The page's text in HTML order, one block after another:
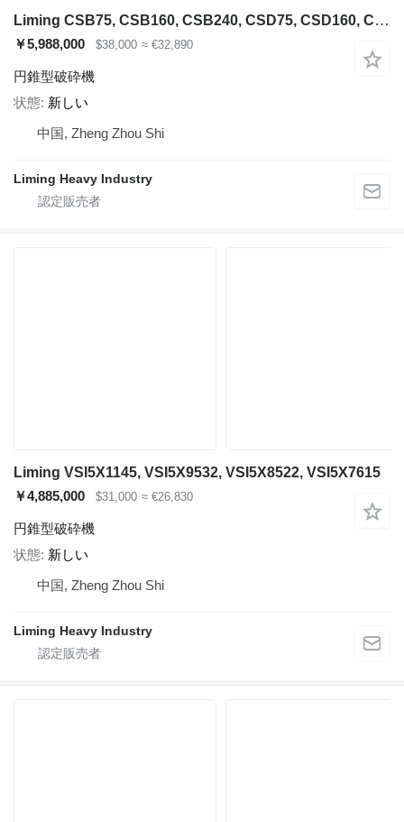
Liming CSB75, CSB160, CSB240, CSD75, CSD160, CSD240
￥5,988,000 $38,000 ≈ €32,890
円錐型破砕機
状態 新しい
中国, Zheng Zhou Shi
Liming Heavy Industry
Liming VSI5X1145, VSI5X9532, VSI5X8522, VSI5X7615
￥4,885,000
$31,000 ≈ €26,830
円錐型破砕機
状態 新しい
中国, Zheng Zhou Shi
Liming Heavy Industry